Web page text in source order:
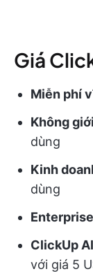
Giá
Miễn phí
Không
dùng
Kinh
dùng
ClickUp AI
với giá 5